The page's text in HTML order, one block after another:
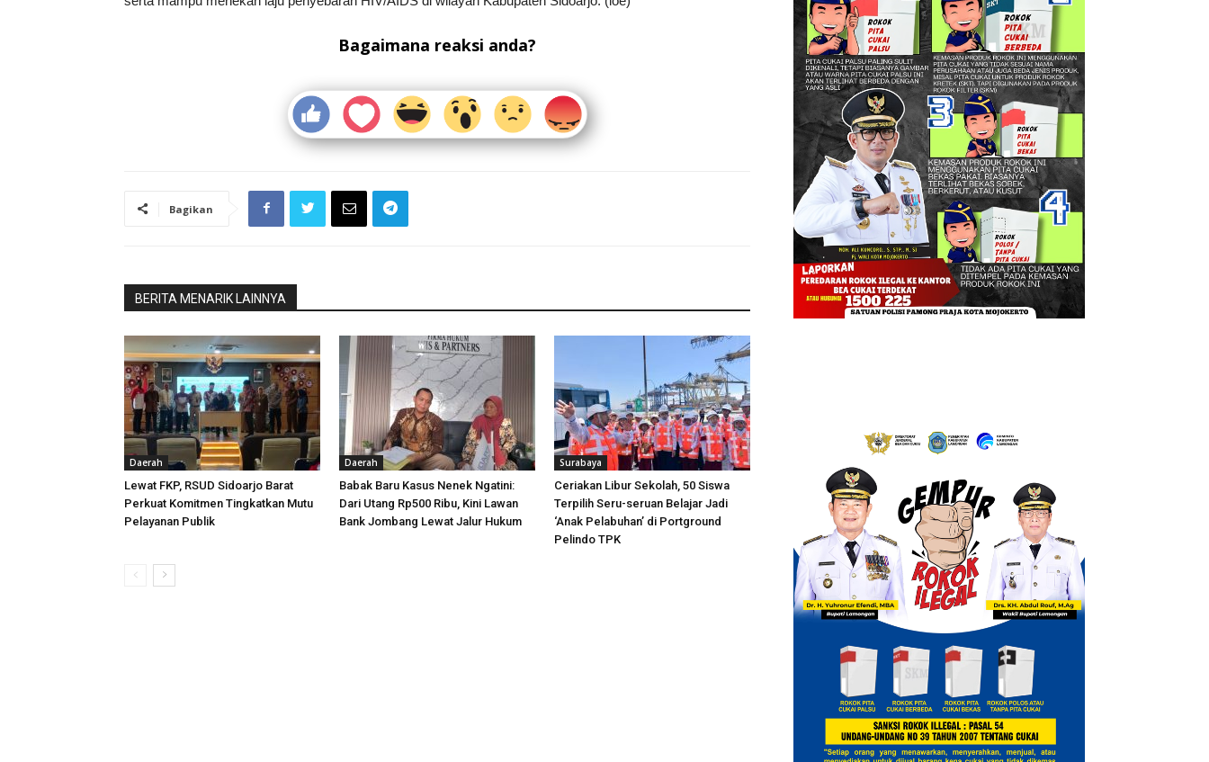
Bagaimana reaksi anda?
Bagikan
BERITA MENARIK LAINNYA
Daerah
Lewat FKP, RSUD Sidoarjo Barat
Perkuat Komitmen Tingkatkan Mutu
Pelayanan Publik
Daerah
Babak Baru Kasus Nenek Ngatini:
Dari Utang Rp500 Ribu, Kini Lawan
Bank Jombang Lewat Jalur Hukum
Surabaya
Ceriakan Libur Sekolah, 50 Siswa
Terpilih Seru-seruan Belajar Jadi
‘Anak Pelabuhan’ di Portground
Pelindo TPK